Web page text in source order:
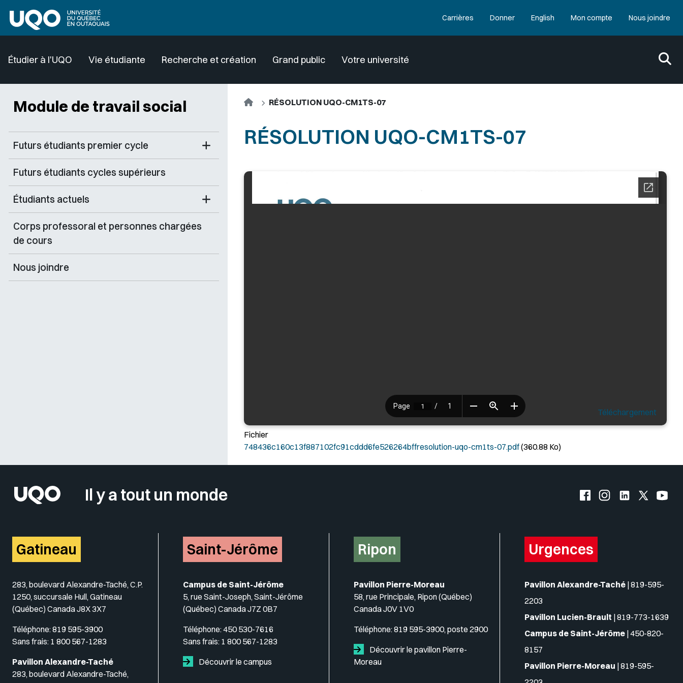
Carrières Donner English Mon compte Nous joindre
Étudier à l'UQO Vie étudiante Recherche et création Grand public Votre université
Module de travail social
Futurs étudiants premier cycle
Futurs étudiants cycles supérieurs
Étudiants actuels
Corps professoral et personnes chargées
de cours
Nous joindre
AccueilRÉSOLUTION UQO-CM1TS-07
RÉSOLUTION UQO-CM1TS-07
Téléchargement
Fichier
748436c160c13f887102fc91cddd6fe526264bffresolution-uqo-cm1ts-07.pdf(360.88 Ko)
Il y a tout un monde Facebook de l'UQO
Instagram de l'UQO
LinkedIn de
X
Gatineau
283, boulevard Alexandre-Taché, C.P.
1250, succursale Hull, Gatineau
(Québec) Canada J8X 3X7
Téléphone:819 595-3900
Sans frais: 1 800 567-1283
Pavillon Alexandre-Taché
283, boulevard Alexandre-Taché,
Saint-Jérôme
Campus de Saint-Jérôme
5, rue Saint-Joseph, Saint-Jérôme
(Québec) Canada J7Z 0B7
Téléphone:450 530-7616
Sans frais: 1 800 567-1283
Découvrir le campus
Ripon
Pavillon Pierre-Moreau
58, rue Principale, Ripon (Québec)
Canada J0V 1V0
Téléphone:819 595-3900, poste 2900
Découvrir le pavillon Pierre-
Moreau
Urgences
Pavillon Alexandre-Taché |819-595-
2203
Pavillon Lucien-Brault |819-773-1639
Campus de Saint-Jérôme |450-820-
8157
Pavillon Pierre-Moreau |819-595-